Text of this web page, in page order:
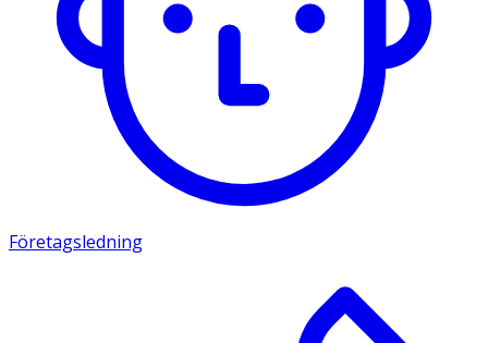
Företagsledning